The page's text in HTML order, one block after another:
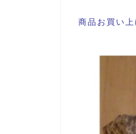
商品お買い